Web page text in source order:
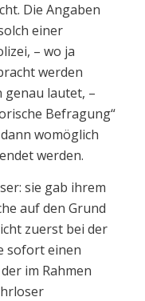
Die Angaben
einer
– wo ja
werden
lautet, –
Befragung“
womöglich
werden.
sie gab ihrem
auf den Grund
zuerst bei der
sofort einen
im Rahmen